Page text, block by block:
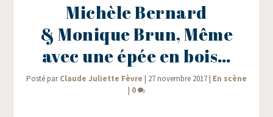
Michèle Bernard
& Monique Brun, Même
avec une épée en bois…
Posté parClaude Juliette Fèvre | 27 novembre 2017 | En scène
| 0